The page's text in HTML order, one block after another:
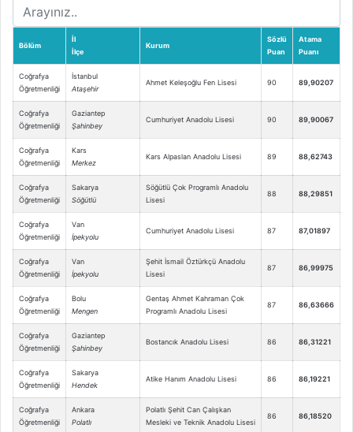
Bölüm
İl
İlçe
Kurum
Sözlü
Puan
Atama
Puanı
Coğrafya
Öğretmenliği
İstanbul
Ataşehir
Ahmet Keleşoğlu Fen Lisesi 90 89,90207
Coğrafya
Öğretmenliği
Gaziantep
Şahinbey
Cumhuriyet Anadolu Lisesi 90 89,90067
Coğrafya
Öğretmenliği
Kars
Merkez
Kars Alpaslan Anadolu Lisesi 89 88,62743
Coğrafya
Öğretmenliği
Sakarya
Söğütlü
Söğütlü Çok Programlı Anadolu
Lisesi
88 88,29851
Coğrafya
Öğretmenliği
Van
İpekyolu
Cumhuriyet Anadolu Lisesi 87 87,01897
Coğrafya
Öğretmenliği
Van
İpekyolu
Şehit İsmail Öztürkçü Anadolu
Lisesi
87 86,99975
Coğrafya
Öğretmenliği
Bolu
Mengen
Gentaş Ahmet Kahraman Çok
Programlı Anadolu Lisesi
87 86,63666
Coğrafya
Öğretmenliği
Gaziantep
Şahinbey
Bostancık Anadolu Lisesi 86 86,31221
Coğrafya
Öğretmenliği
Sakarya
Hendek
Atike Hanım Anadolu Lisesi 86 86,19221
Coğrafya
Öğretmenliği
Ankara
Polatlı
Polatlı Şehit Can Çalışkan
Mesleki ve Teknik Anadolu Lisesi
86 86,18520